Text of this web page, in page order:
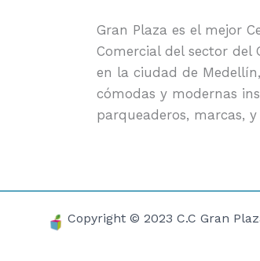
Gran Plaza es el mejor
Comercial del sector del
en la ciudad de
cómodas y modernas
parqueaderos, marcas, y
Copyright © 2023 C.C Gran